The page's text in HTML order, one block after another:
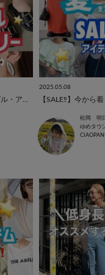
2025.05.08
松岡 明
ゆめタウ